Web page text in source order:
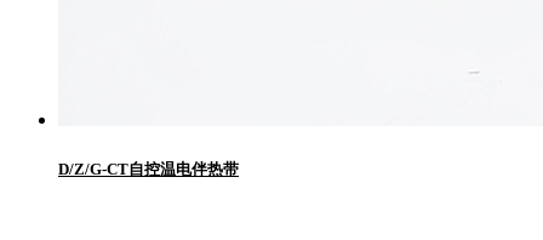
D/Z/G-CT自控温电伴热带